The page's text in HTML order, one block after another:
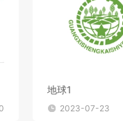
地球1
2023-07-23